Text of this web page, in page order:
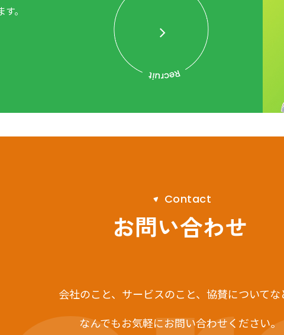
。
Contact
お問い合わせ
会社のこと、サービスのこと、 協賛についてな
なんでもお気軽にお問い合わせください。